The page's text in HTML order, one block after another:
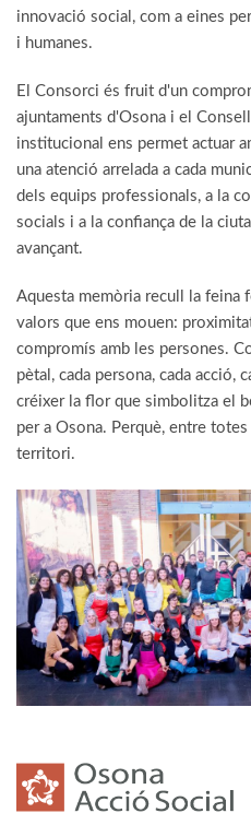
innovació social, com a eines
i humanes.
El Consorci és fruit d'un
ajuntaments d'Osona i el
institucional ens permet actuar
una atenció arrelada a cada
dels equips professionals, a la
socials i a la confiança de la
avançant.
Aquesta memòria recull la feina
valors que ens mouen:
compromís amb les persones.
pètal, cada persona, cada acció,
créixer la flor que simbolitza el
per a Osona. Perquè, entre
territori.